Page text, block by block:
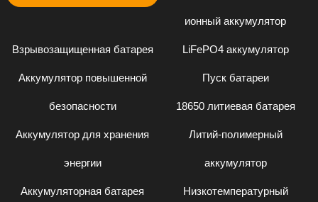
ионный аккумулятор
Взрывозащищенная батарея LiFePO4 аккумулятор
Аккумулятор повышенной
безопасности
Пуск батареи
18650 литиевая батарея
Аккумулятор для хранения
энергии
Литий-полимерный
аккумулятор
Аккумуляторная батарея Низкотемпературный